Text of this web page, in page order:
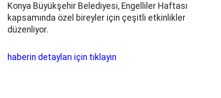
Konya Büyükşehir Belediyesi, Engelliler Haftası
kapsamında özel bireyler için çeşitli etkinlikler
düzenliyor.
haberin detayları için tıklayın